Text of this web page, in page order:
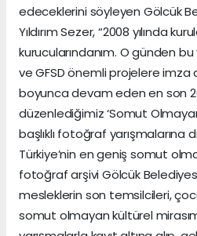
edeceklerini söyleyen Gölcük
Yıldırım Sezer, “2008 yılında
kurucularındanım. O günden
ve GFSD önemli projelere imza
boyunca devam eden en son
düzenlediğimiz ‘Somut
başlıklı fotoğraf yarışmalarına
Türkiye’nin en geniş somut
fotoğraf arşivi Gölcük
mesleklerin son temsilcileri,
somut olmayan kültürel